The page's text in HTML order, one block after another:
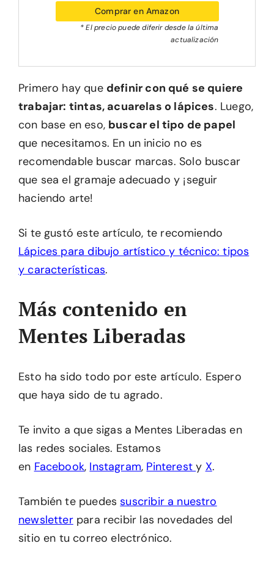
Comprar en Amazon
* El precio puede diferir desde la última
actualización
Primero hay que definir con qué se quiere
trabajar: tintas, acuarelas o lápices. Luego,
con base en eso, buscar el tipo de papel
que necesitamos. En un inicio no es
recomendable buscar marcas. Solo buscar
que sea el gramaje adecuado y ¡seguir
haciendo arte!
Si te gustó este artículo, te recomiendo
Lápices para dibujo artístico y técnico: tipos
y características.
Más contenido en
Mentes Liberadas
Esto ha sido todo por este artículo. Espero
que haya sido de tu agrado.
Te invito a que sigas a Mentes Liberadas en
las redes sociales. Estamos
en Facebook, Instagram, Pinteresty X.
También te puedessuscribir a nuestro
newsletterpara recibir las novedades del
sitio en tu correo electrónico.